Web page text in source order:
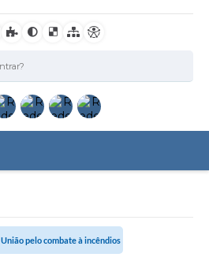
União pelo combate à incêndios